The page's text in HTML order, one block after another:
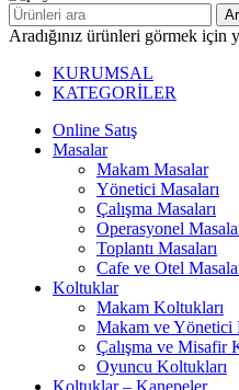
Aradığınız ürünleri görmek için
KURUMSAL
KATEGORİLER
Online Satış
Masalar
Makam Masalar
Yönetici Masaları
Çalışma Masaları
Operasyonel
Toplantı Masaları
Cafe ve Otel
Koltuklar
Makam Koltukları
Makam ve Yönetici
Çalışma ve Misafir
Oyuncu Koltukları
Koltuklar – Kanepeler